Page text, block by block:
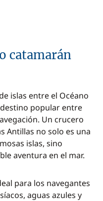
catamarán
islas entre el Océano
popular entre
Un crucero
Antillas no solo es una
islas, sino
aventura en el mar.
para los navegantes
aguas azules y